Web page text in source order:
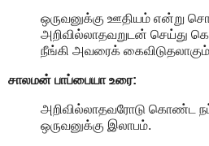
ஒருவனுக்கு ஊதியம் என்று
அறிவில்லாதவறுடன் செய்து
நீங்கி அவரைக்
சாலமன் பாப்பையா உரை:
அறிவில்லாதவரோடு கொண்ட
ஒருவனுக்கு இலாபம்.